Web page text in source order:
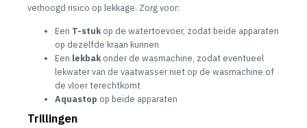
verhoogd risico op lekkage. Zorg voor:
Een T-stuk op de watertoevoer, zodat beide apparaten
op dezelfde kraan kunnen
Een lekbak onder de wasmachine, zodat eventueel
lekwater van de vaatwasser niet op de wasmachine of
de vloer terechtkomt
Aquastop op beide apparaten
Trillingen